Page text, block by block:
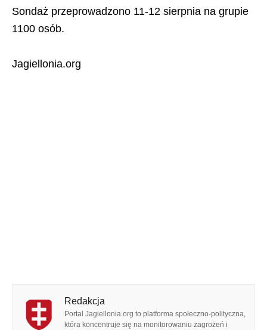
Sondaż przeprowadzono 11-12 sierpnia na grupie
1100 osób.
Jagiellonia.org
Redakcja
Portal Jagiellonia.org to platforma społeczno-polityczna,
która koncentruje się na monitorowaniu zagrożeń i